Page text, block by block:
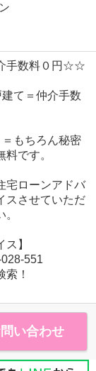
手数料０円☆☆
て＝仲介手数
もちろん秘密
です。
宅ローンアドバ
スさせていただ
】
551
索！
い合わせ